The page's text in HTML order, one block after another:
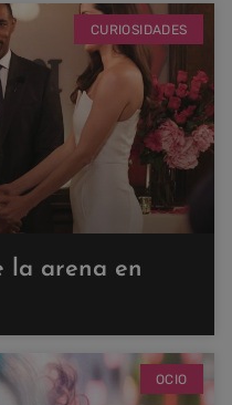
CURIOSIDADES
la arena en
OCIO